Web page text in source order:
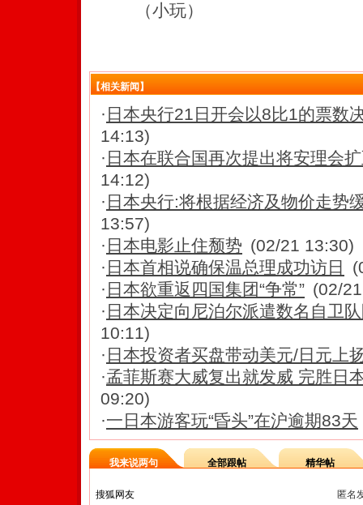
（小玩）
【相关新闻】
· 日本央行21日开会以8比1的票数
14:13)
· 日本在联合国再次提出将安理会
14:12)
· 日本央行:将根据经济及物价走势
13:57)
· 日本电影止住颓势 (02/21 13:30)
· 日本首相说确保温总理成功访日
· 日本欲重返四国集团“争常” (02/
· 日本决定向尼泊尔派遣数名自卫
10:11)
· 日本投资者买盘带动美元/日元上
·孟菲斯赛大威复出就发威 完胜日
09:20)
·一日本游客玩“昏头”在沪逾期83天
我来说两句 全部跟帖 精华帖
匿名